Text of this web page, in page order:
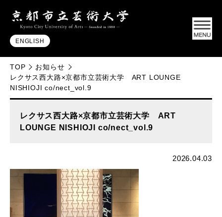
ENGLISH
TOP
お知らせ
レクサス西大路×京都市立芸術大学 ART LOUNGE
NISHIOJI co/nect_vol.9
レクサス西大路×京都市立芸術大学 ART
LOUNGE NISHIOJI co/nect_vol.9
2026.04.03